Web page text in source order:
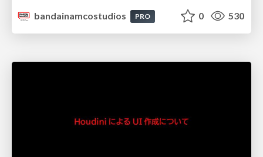
bandainamcostudios
PRO 0 530